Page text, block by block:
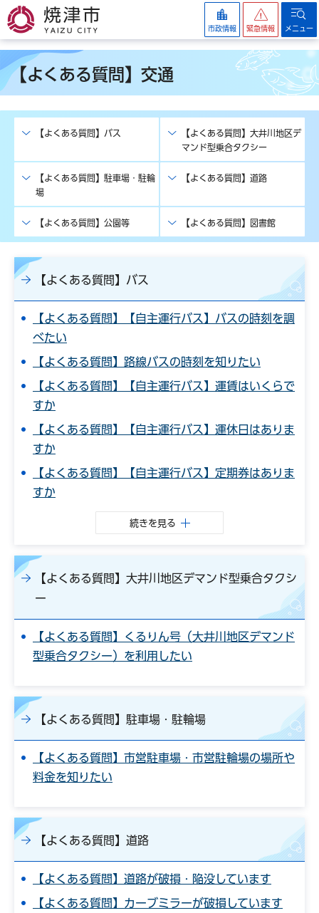
焼津市
市政情報 緊急情報 メニュー
【よくある質問】交通
【よくある質問】バス
【よくある質問】大井川地区デ
マンド型乗合タクシー
【よくある質問】駐車場・駐輪
場
【よくある質問】道路
【よくある質問】公園等 【よくある質問】図書館
【よくある質問】バス
【よくある質問】【自主運行バス】バスの時刻を調
べたい
【よくある質問】路線バスの時刻を知りたい
【よくある質問】【自主運行バス】運賃はいくらで
すか
【よくある質問】【自主運行バス】運休日はありま
すか
【よくある質問】【自主運行バス】定期券はありま
すか
続きを見る
【よくある質問】大井川地区デマンド型乗合タクシ
ー
【よくある質問】くるりん号（大井川地区デマンド
型乗合タクシー）を利用したい
【よくある質問】駐車場・駐輪場
【よくある質問】市営駐車場・市営駐輪場の場所や
料金を知りたい
【よくある質問】道路
【よくある質問】道路が破損・陥没しています
【よくある質問】カーブミラーが破損しています